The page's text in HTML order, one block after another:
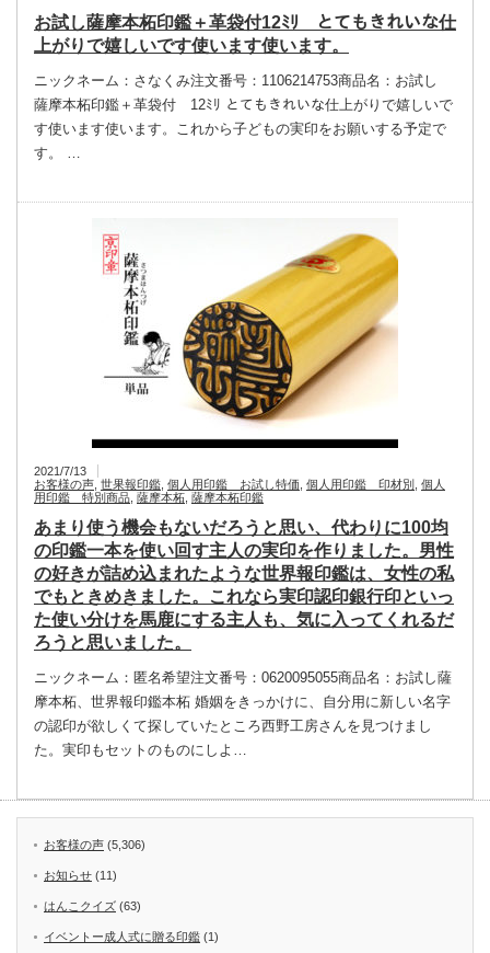
お試し薩摩本柘印鑑＋革袋付12ﾐﾘ とてもきれいな仕
上がりで嬉しいです使います使います。
ニックネーム：さなくみ注文番号：1106214753商品名：お試し
薩摩本柘印鑑＋革袋付 12ﾐﾘ とてもきれいな仕上がりで嬉しいで
す使います使います。これから子どもの実印をお願いする予定で
す。 …
2021/7/13
お客様の声 世果報印鑑 個人用印鑑 お試し特価 個人用印鑑 印材別 個人
用印鑑 特別商品 薩摩本柘 薩摩本柘印鑑
あまり使う機会もないだろうと思い、代わりに100均
の印鑑一本を使い回す主人の実印を作りました。男性
の好きが詰め込まれたような世界報印鑑は、女性の私
でもときめきました。これなら実印認印銀行印といっ
た使い分けを馬鹿にする主人も、気に入ってくれるだ
ろうと思いました。
ニックネーム：匿名希望注文番号：0620095055商品名：お試し薩
摩本柘、世界報印鑑本柘 婚姻をきっかけに、自分用に新しい名字
の認印が欲しくて探していたところ西野工房さんを見つけまし
た。実印もセットのものにしよ…
お客様の声 (5,306)
お知らせ (11)
はんこクイズ (63)
イベントー成人式に贈る印鑑 (1)